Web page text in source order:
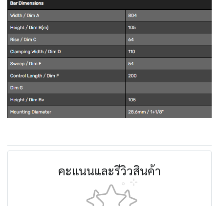
คะแนนและรีวิวสินค้า